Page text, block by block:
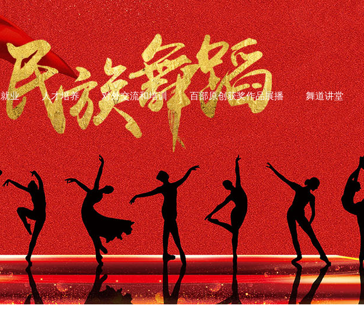
业 人才培养 对外交流和培训 百部原创获奖作品展播 舞道讲堂